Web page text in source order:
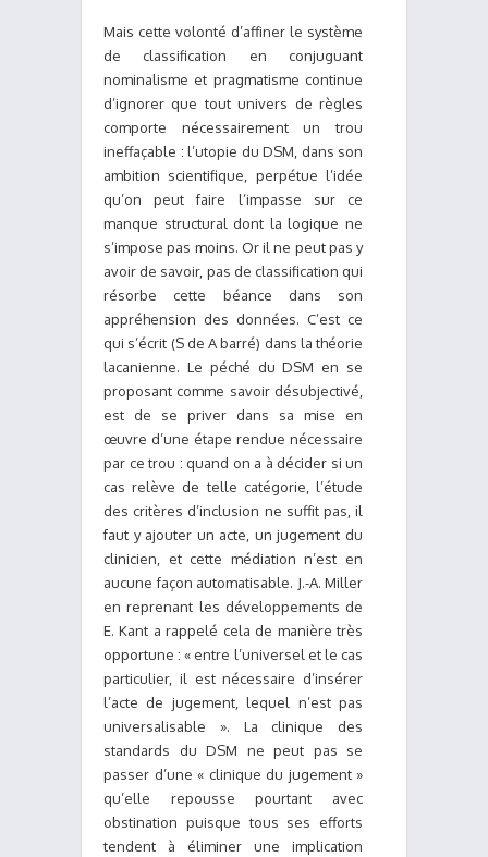
Mais cette volonté d’affiner le système
de classification en conjuguant
nominalisme et pragmatisme continue
d’ignorer que tout univers de règles
comporte nécessairement un trou
ineffaçable : l’utopie du DSM, dans son
ambition scientifique, perpétue l’idée
qu’on peut faire l’impasse sur ce
manque structural dont la logique ne
s’impose pas moins. Or il ne peut pas y
avoir de savoir, pas de classification qui
résorbe cette béance dans son
appréhension des données. C’est ce
qui s’écrit (S de A barré) dans la théorie
lacanienne. Le péché du DSM en se
proposant comme savoir désubjectivé,
est de se priver dans sa mise en
œuvre d’une étape rendue nécessaire
par ce trou : quand on a à décider si un
cas relève de telle catégorie, l’étude
des critères d’inclusion ne suffit pas, il
faut y ajouter un acte, un jugement du
clinicien, et cette médiation n’est en
aucune façon automatisable. J.-A. Miller
en reprenant les développements de
E. Kant a rappelé cela de manière très
opportune : « entre l’universel et le cas
particulier, il est nécessaire d’insérer
l’acte de jugement, lequel n’est pas
universalisable ». La clinique des
standards du DSM ne peut pas se
passer d’une « clinique du jugement »
qu’elle repousse pourtant avec
obstination puisque tous ses efforts
tendent à éliminer une implication